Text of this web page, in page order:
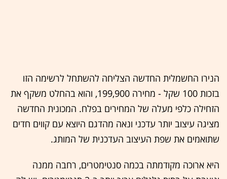
הנירו החשמלית החדשה הצליחה להשתחל לרשימה הזו
בזכות 100 שקל - מחירה 199,900, והוא בהחלט משקף את
הזחילה כלפי מעלה של המחירים בפלח. המכונית החדשה
מציגה עיצוב יותר עדכני ונאה מהדגם היוצא עם קווים חדים
שתואמים את שפת העיצוב העדכנית של המותג.
היא ארוכה מקודמתה בכמה סנטימטרים, רחבה ממנה